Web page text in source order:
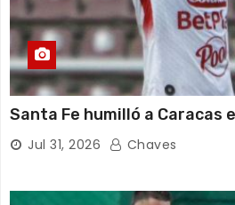
Santa Fe humilló a Caracas
Jul 31, 2026 Chaves